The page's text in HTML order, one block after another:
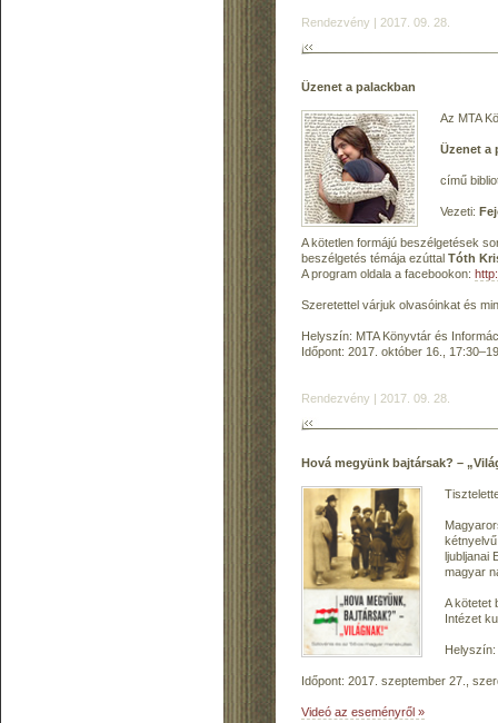
Rendezvény | 2017. 09. 28.
Üzenet a palackban
Az MTA
Üzenet a
című
Vezeti:
A kötetlen formájú beszélgetések
beszélgetés témája ezúttal Tóth
A program oldala a facebookon:
Szeretettel várjuk olvasóinkat és
Helyszín: MTA Könyvtár és
Időpont: 2017. október 16.,
Rendezvény | 2017. 09. 28.
Hová megyünk bajtársak? –
ljubljanai
magyar
A kötetet
Intézet
Helyszín:
Időpont: 2017. szeptember 27.,
Videó az eseményről »